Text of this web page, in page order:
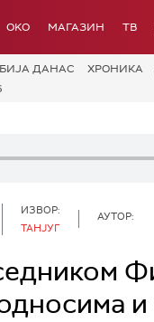
OKO МАГАЗИН ТВ
ДАНАС ХРОНИКА
ИЗВОР:
ТАНЈУГ
АУТОР:
и